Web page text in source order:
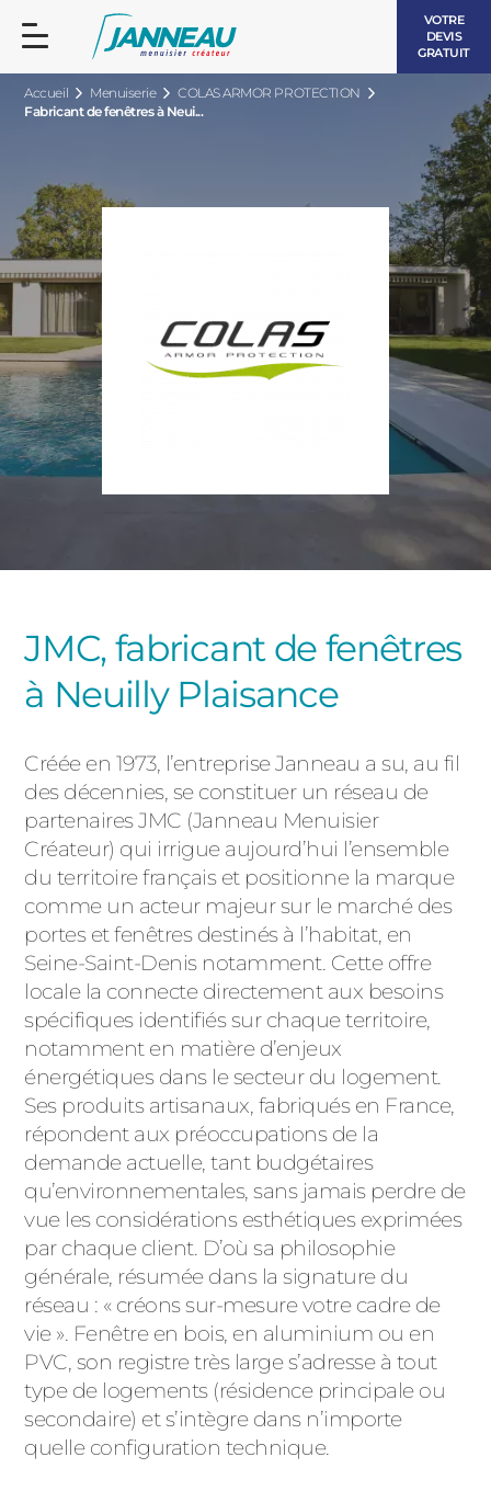
VOTRE
DEVIS
GRATUIT
Accueil Menuiserie
COLAS ARMOR PROTECTION
Fabricant de fenêtres à Neui...
JMC, fabricant de fenêtres
à Neuilly Plaisance
Créée en 1973, l’entreprise Janneau a su, au fil
des décennies, se constituer un réseau de
partenaires JMC (Janneau Menuisier
Créateur) qui irrigue aujourd’hui l’ensemble
du territoire français et positionne la marque
comme un acteur majeur sur le marché des
portes et fenêtres destinés à l’habitat, en
Seine-Saint-Denis notamment. Cette offre
locale la connecte directement aux besoins
spécifiques identifiés sur chaque territoire,
notamment en matière d’enjeux
énergétiques dans le secteur du logement.
Ses produits artisanaux, fabriqués en France,
répondent aux préoccupations de la
demande actuelle, tant budgétaires
qu’environnementales, sans jamais perdre de
vue les considérations esthétiques exprimées
par chaque client. D’où sa philosophie
générale, résumée dans la signature du
réseau : « créons sur-mesure votre cadre de
vie ». Fenêtre en bois, en aluminium ou en
PVC, son registre très large s’adresse à tout
type de logements (résidence principale ou
secondaire) et s’intègre dans n’importe
quelle configuration technique.
FENÊTRES ET PORTES-FENÊTRES
BOIS
ALUMINIUM
ACIER
BAIES VITRÉES
PORTES D’ENTRÉELES INTEMPORELLES
VOLETS ROULANTS
PERGOLAS
CARPORTS
CLÔTURES